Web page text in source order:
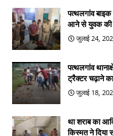
पत्थलगांव
आने से युवक की
जुलाई 24,
पत्थलगांव
ट्रैक्टर चढ़ाने
जुलाई 18,
था शराब का
किस्मत ने दिया